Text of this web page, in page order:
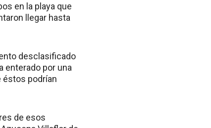
en la playa que
llegar hasta
desclasificado
enterado por una
éstos podrían
de esos